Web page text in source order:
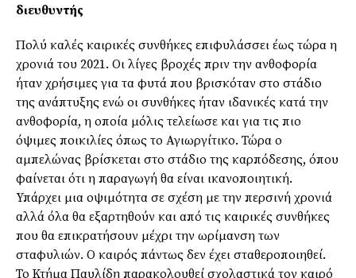
διευθυντής
Πολύ καλές καιρικές συνθήκες επιφυλάσσει έως τώρα η
χρονιά του 2021. Οι λίγες βροχές πριν την ανθοφορία
ήταν χρήσιμες για τα φυτά που βρισκόταν στο στάδιο
της ανάπτυξης ενώ οι συνθήκες ήταν ιδανικές κατά την
ανθοφορία, η οποία μόλις τελείωσε και για τις πιο
όψιμες ποικιλίες όπως το Αγιωργίτικο. Τώρα ο
αμπελώνας βρίσκεται στο στάδιο της καρπόδεσης, όπου
φαίνεται ότι η παραγωγή θα είναι ικανοποιητική.
Υπάρχει μια οψιμότητα σε σχέση με την περσινή χρονιά
αλλά όλα θα εξαρτηθούν και από τις καιρικές συνθήκες
που θα επικρατήσουν μέχρι την ωρίμανση των
σταφυλιών. Ο καιρός πάντως δεν έχει σταθεροποιηθεί.
Το Κτήμα Παυλίδη παρακολουθεί σχολαστικά τον καιρό